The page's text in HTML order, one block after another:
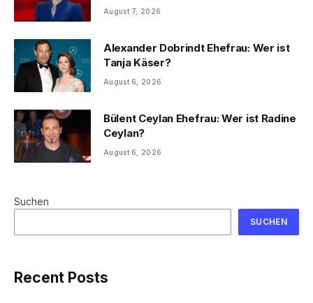
August 7, 2026
Alexander Dobrindt Ehefrau: Wer ist
Tanja Käser?
August 6, 2026
Bülent Ceylan Ehefrau: Wer ist Radine
Ceylan?
August 6, 2026
Suchen
SUCHEN
Recent Posts